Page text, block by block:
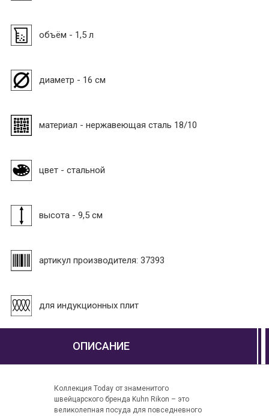
объём - 1,5 л
диаметр - 16 см
материал - нержавеющая сталь 18/10
цвет - стальной
высота - 9,5 см
артикул производителя: 37393
для индукционных плит
ОПИСАНИЕ
Коллекция Today от знаменитого
швейцарского бренда Kuhn Rikon – это
великолепная посуда для повседневного